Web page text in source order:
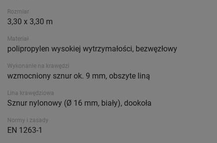
Rozmiar
3,30 x 3,30 m
Materiał
polipropylen wysokiej wytrzymałości, bezwęzłowy
Wykonanie na krawędzi
wzmocniony sznur ok. 9 mm, obszyte liną
Lina krawędziowa
Sznur nylonowy (Ø 16 mm, biały), dookoła
Normy i zasady
EN 1263-1